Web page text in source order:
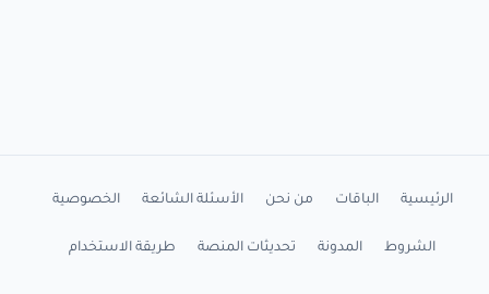
الرئيسية الباقات من نحن الأسئلة الشائعة الخصوصية
الشروط المدونة تحديثات المنصة طريقة الاستخدام